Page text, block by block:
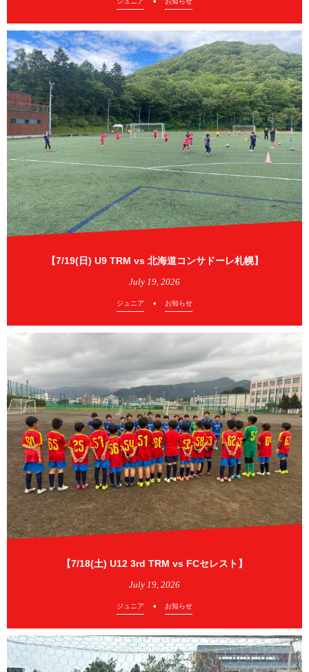
【7/19(日) U9 TRM vs 北海道コンサドーレ札幌】
July 19, 2026
ジュニア お知らせ
【7/18(土) U12 3rd TRM vs FCセレスト】
July 19 2026
ジュニア お知らせ